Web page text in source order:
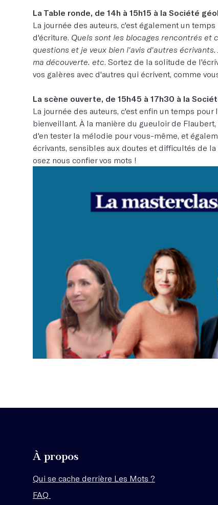
La Table ronde, de 14h à 15h15 à la Société
La journée des auteurs, c'est également un
d'écriture. Quels sont les blocages rencontrés et
questions et je veux bien l'avis d'autres
ma découverte. etc. Sortez de la solitude de
vos galères avec d'autres qui écrivent, comme
La scène ouverte, de 15h45 à 17h30 à la
La journée des auteurs, c'est enfin un temps
bienveillant. À la manière du gueuloir de
d'en tester la mélodie pour vous-même, et
écrivants, sensibles aux doutes et difficultés de
osez nous confier vos mots !
À propos
Qui se cache derrière Les Mots ?
FAQ